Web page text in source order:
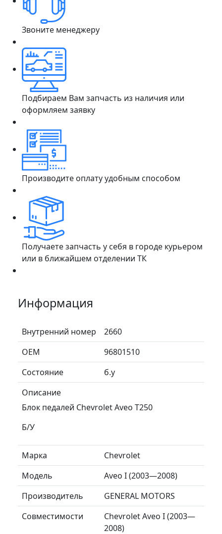
Звоните менеджеру
Подбираем Вам запчасть из наличия или
оформляем заявку
Производите оплату удобным способом
Получаете запчасть у себя в городе курьером
или в ближайшем отделении ТК
Информация
Внутренний номер
2660
ОЕМ
96801510
Состояние
б.у
Описание
Блок педалей Chevrolet Aveo T250
Б/У
Марка
Chevrolet
Модель
Aveo I (2003—2008)
Производитель
GENERAL MOTORS
Совместимости
Chevrolet Aveo I (2003—
2008)